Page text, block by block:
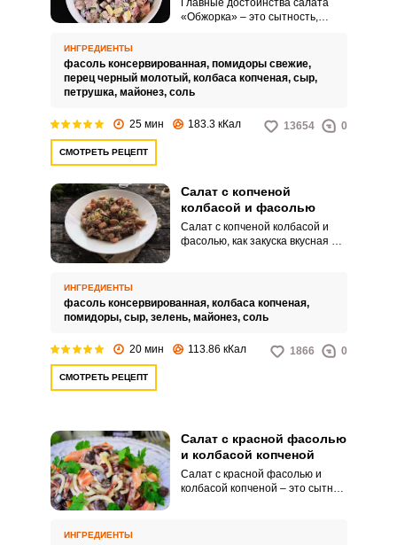
Главные достоинства салата
«Обжорка» – это сытность,
приготовить просто так без
повода и наесться до отвала.
ИНГРЕДИЕНТЫ
фасоль консервированная, помидоры свежие,
перец черный молотый, колбаса копченая, сыр,
петрушка, майонез, соль
25 мин 183.3 кКал 13654 0
СМОТРЕТЬ РЕЦЕПТ
Салат с копченой
колбасой и фасолью
Салат с копченой колбасой и
фасолью, как закуска вкусная и
В этом рецепте дополним такой
салат помидорами с сыром и
зеленью.
ИНГРЕДИЕНТЫ
фасоль консервированная, колбаса копченая,
помидоры, сыр, зелень, майонез, соль
20 мин 113.86 кКал 1866 0
СМОТРЕТЬ РЕЦЕПТ
Салат с красной фасолью
и колбасой копченой
Салат с красной фасолью и
колбасой копченой – это сытное
ИНГРЕДИЕНТЫ
Запомнить меня
ВХОД
ЕЩЕ НЕ ЗАРЕГИСТРИРОВАННЫ?
Забыли пароль?